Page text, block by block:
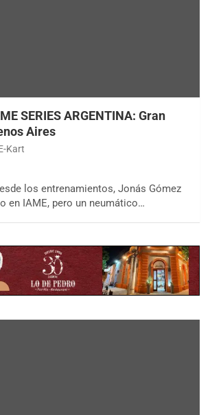
SERIES ARGENTINA: Gran
Aires
Kart
los entrenamientos, Jonás Gómez
en IAME, pero un neumático…